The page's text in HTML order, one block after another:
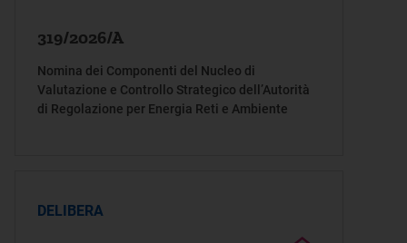
319/2026/A
Nomina dei Componenti del Nucleo di
Valutazione e Controllo Strategico dell’Autorità
di Regolazione per Energia Reti e Ambiente
DELIBERA